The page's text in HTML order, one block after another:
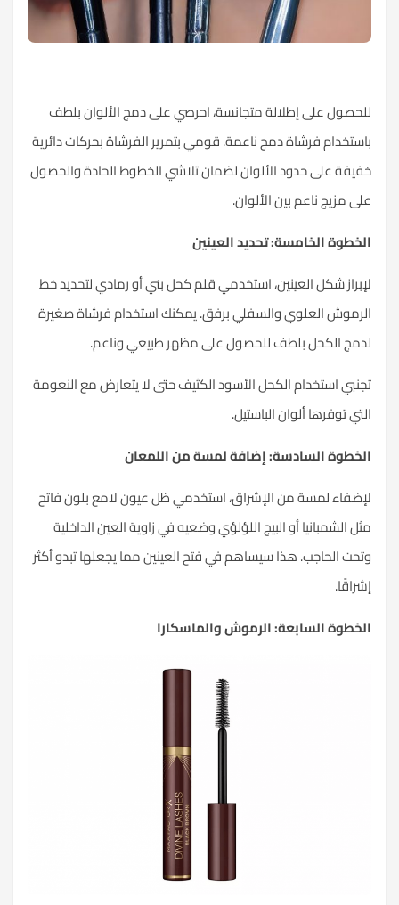
للحصول على إطلالة متجانسة، احرصي على دمج الألوان بلطف
باستخدام فرشاة دمج ناعمة. قومي بتمرير الفرشاة بحركات دائرية
خفيفة على حدود الألوان لضمان تلاشي الخطوط الحادة والحصول
على مزيج ناعم بين الألوان.
الخطوة الخامسة: تحديد العينين
لإبراز شكل العينين، استخدمي قلم كحل بني أو رمادي لتحديد خط
الرموش العلوي والسفلي برفق. يمكنك استخدام فرشاة صغيرة
لدمج الكحل بلطف للحصول على مظهر طبيعي وناعم.
تجنبي استخدام الكحل الأسود الكثيف حتى لا يتعارض مع النعومة
التي توفرها ألوان الباستيل.
الخطوة السادسة: إضافة لمسة من اللمعان
لإضفاء لمسة من الإشراق، استخدمي ظل عيون لامع بلون فاتح
مثل الشمبانيا أو البيج اللؤلؤي وضعيه في زاوية العين الداخلية
وتحت الحاجب. هذا سيساهم في فتح العينين مما يجعلها تبدو أكثر
إشراقًا.
الخطوة السابعة: الرموش والماسكارا